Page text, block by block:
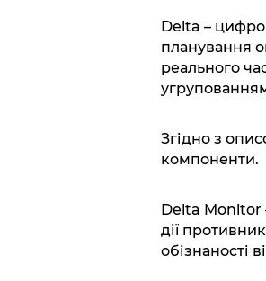
Delta –
планування
реального
Згідно з
компоненти.
Delta Monitor
дії
обізнаності